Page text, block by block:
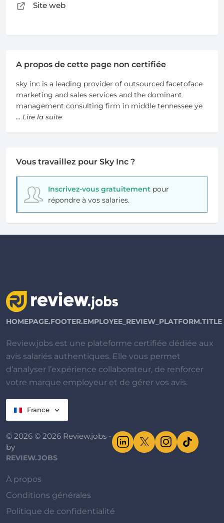
Site web
A propos de cette page non certifiée
sky inc is a leading provider of outsourced facetoface
marketing and sales services and the dominant
management consulting firm in middle tennessee ye
... Lire la suite
Vous travaillez pour Sky Inc ?
Inscrivez-vous gratuitementpour
répondre à vos salaries.
HOMEPAGE.FOOTER.EMPLOYEE_REVIEW_PLATFORM.TITLE
Review.jobs est une plateforme certifiée dédiée aux
avis salariés authentiques. Elle vous permet
d’analyser l’expérience collaborateur, de renforcer
votre marque employeur et de gérer vos avis.
France
© 2026 © 2026 Review.jobs -
by
REVIEW.JOBS
À propos
Conditions générales
Politique de confidentialité